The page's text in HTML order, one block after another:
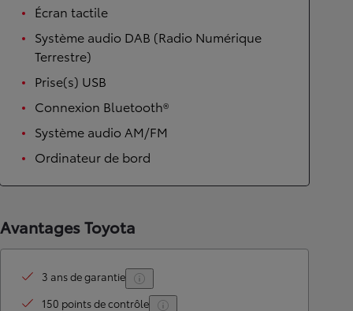
Écran tactile
Système audio DAB (Radio Numérique
Terrestre)
Prise(s) USB
Connexion Bluetooth®
Système audio AM/FM
Ordinateur de bord
Avantages Toyota
3 ans de garantie
150 points de contrôle